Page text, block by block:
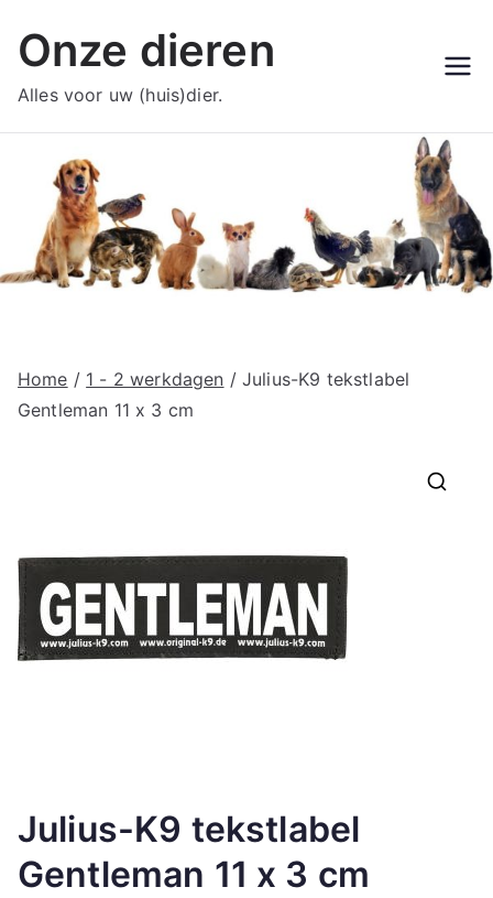
naar
inhoud
Onze dieren
Alles voor uw (huis)dier.
Home / 1 - 2 werkdagen / Julius-K9 tekstlabel
Gentleman 11 x 3 cm
Julius-K9 tekstlabel
Gentleman 11 x 3 cm